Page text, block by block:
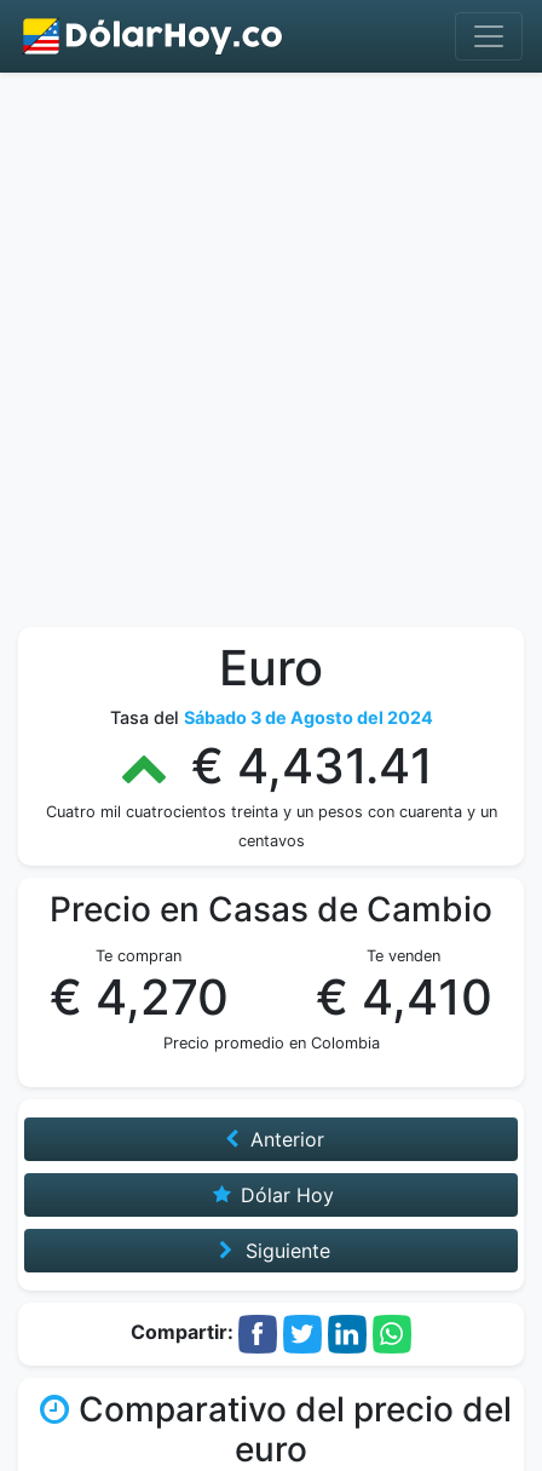
Euro
Tasa del Sábado 3 de Agosto del 2024
€ 4,431.41
Cuatro mil cuatrocientos treinta y un pesos con cuarenta y un
centavos
Precio en Casas de Cambio
Te compran
€ 4,270
Te venden
€ 4,410
Precio promedio en Colombia
Anterior
Dólar Hoy
Siguiente
Compartir:
Comparativo del precio del
euro